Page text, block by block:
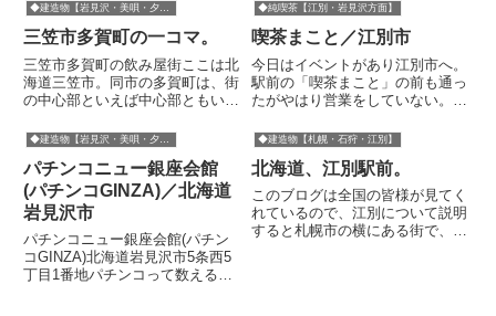
三笠市多賀町の一コマ。
三笠市多賀町の飲み屋街ここは北
海道三笠市。同市の多賀町は、街
の中心部といえば中心部ともいえ
は炭鉱で一時代を築いた幌内エリ
アがあるという場所です。多賀町
には、規模は非常に小さいけれ
ど、昭和味のある飲み屋ストリー
ト...
◆純喫茶【江別・岩見沢方面】
喫茶まこと／江別市
今日はイベントがあり江別市へ。
駅前の「喫茶まこと」の前も通っ
たがやはり営業をしていない。前
なかった。いつかまた利用できる
機会はあるだろうか。でも、イベ
ントで会いたかった人に会えて良
かった。2015.8の様子。や...
パチンコニュー銀座会館
(パチンコGINZA)／北海道
岩見沢市
パチンコニュー銀座会館(パチン
コGINZA)北海道岩見沢市5条西5
丁目1番地パチンコって数えるほ
◆建造物【札幌・石狩・江別】
北海道、江別駅前。
このブログは全国の皆様が見てく
れているので、江別について説明
すると札幌市の横にある街で、札